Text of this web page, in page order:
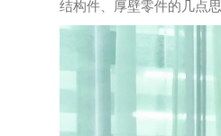
结构件、厚壁零件的几点